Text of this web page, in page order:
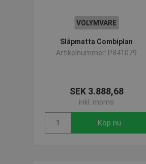
VOLYMVARE
Släpmatta Combiplan
Artikelnummer: P841079
SEK 3.888,68
inkl. moms
Köp nu